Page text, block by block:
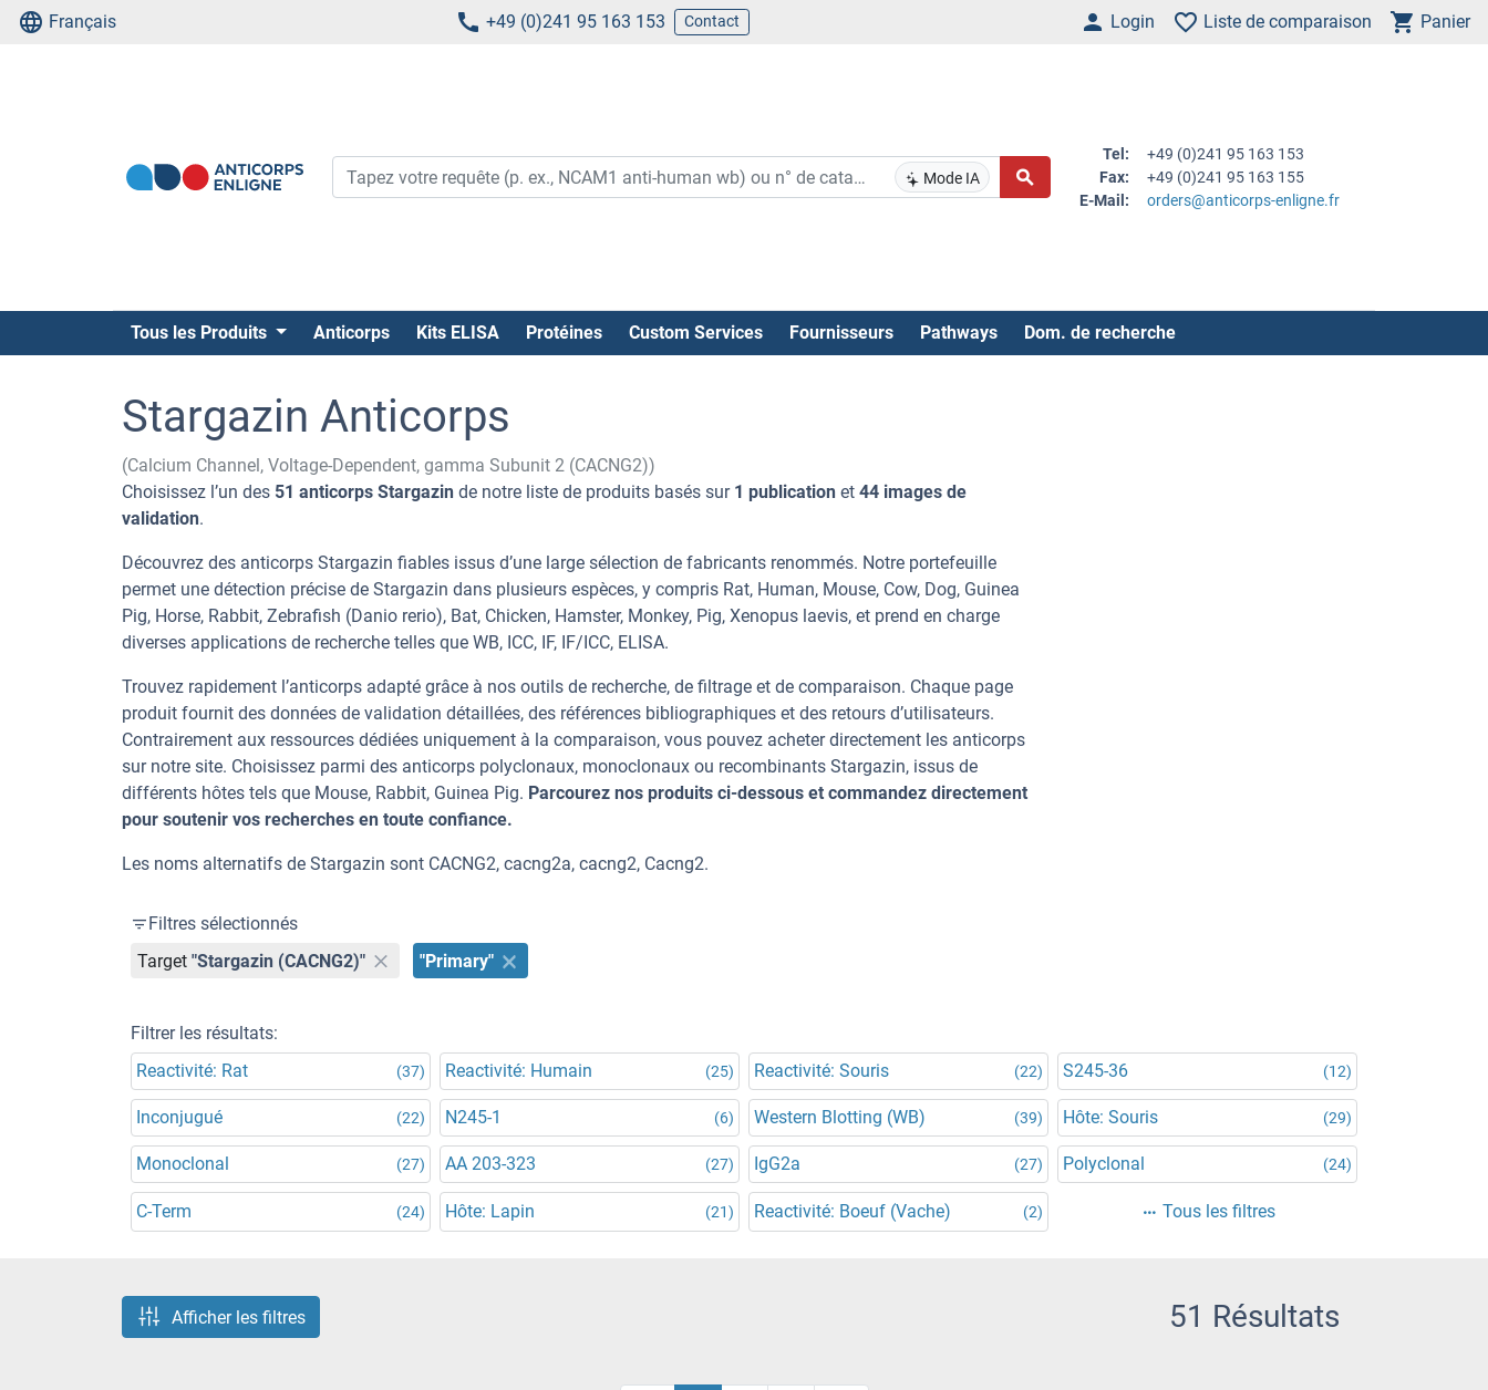
Français +49 (0)241 95 163 153 Contact Login Liste de comparaison Panier
Mode IA
Tel:
+49 (0)241 95 163 153
Fax:
+49 (0)241 95 163 155
E-Mail:
orders@anticorps-enligne.fr
Tous les Produits Anticorps Kits ELISA Protéines Custom Services Fournisseurs Pathways Dom. de recherche
Stargazin Anticorps
(Calcium Channel, Voltage-Dependent, gamma Subunit 2 (CACNG2))
Choisissez l’un des 51 anticorps Stargazin de notre liste de produits basés sur 1 publication et 44 images de
validation.
Découvrez des anticorps Stargazin fiables issus d’une large sélection de fabricants renommés. Notre portefeuille
permet une détection précise de Stargazin dans plusieurs espèces, y compris Rat, Human, Mouse, Cow, Dog, Guinea
Pig, Horse, Rabbit, Zebrafish (Danio rerio), Bat, Chicken, Hamster, Monkey, Pig, Xenopus laevis, et prend en charge
diverses applications de recherche telles que WB, ICC, IF, IF/ICC, ELISA.
Trouvez rapidement l’anticorps adapté grâce à nos outils de recherche, de filtrage et de comparaison. Chaque page
produit fournit des données de validation détaillées, des références bibliographiques et des retours d’utilisateurs.
Contrairement aux ressources dédiées uniquement à la comparaison, vous pouvez acheter directement les anticorps
sur notre site. Choisissez parmi des anticorps polyclonaux, monoclonaux ou recombinants Stargazin, issus de
différents hôtes tels que Mouse, Rabbit, Guinea Pig. Parcourez nos produits ci-dessous et commandez directement
pour soutenir vos recherches en toute confiance.
Les noms alternatifs de Stargazin sont CACNG2, cacng2a, cacng2, Cacng2.
Filtres sélectionnés
Target "Stargazin (CACNG2)" "Primary"
Filtrer les résultats:
Reactivité: Rat
(37) Reactivité: Humain (25) Reactivité: Souris (22) S245-36 (12)
Inconjugué (22) N245-1 (6) Western Blotting (WB) (39) Hôte: Souris (29)
Monoclonal (27) AA 203-323 (27) IgG2a (27) Polyclonal (24)
C-Term (24) Hôte: Lapin (21) Reactivité: Boeuf (Vache) (2) Tous les filtres
Afficher les filtres 51 Résultats